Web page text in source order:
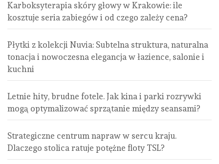
Karboksyterapia skóry głowy w Krakowie: ile
kosztuje seria zabiegów i od czego zależy cena?
Płytki z kolekcji Nuvia: Subtelna struktura, naturalna
tonacja i nowoczesna elegancja w łazience, salonie i
kuchni
Letnie hity, brudne fotele. Jak kina i parki rozrywki
mogą optymalizować sprzątanie między seansami?
Strategiczne centrum napraw w sercu kraju.
Dlaczego stolica ratuje potężne floty TSL?